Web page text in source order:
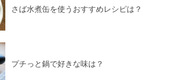
さば水煮缶を使うおすすめレシピは？
プチっと鍋で好きな味は？